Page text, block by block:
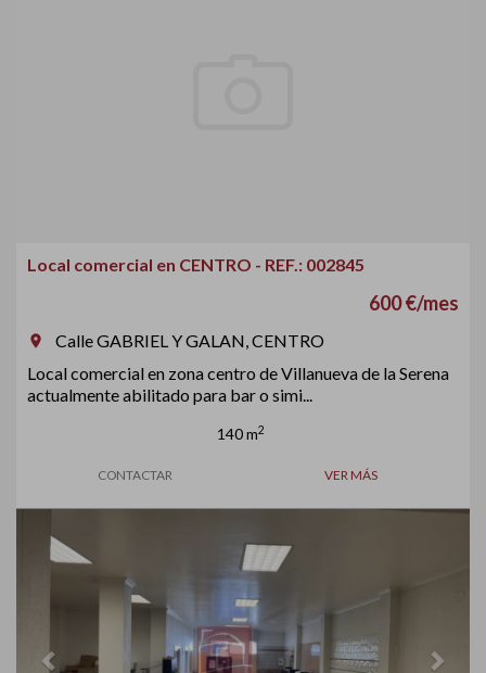
Local comercial en CENTRO - REF.: 002845
600 €/mes
room
Calle GABRIEL Y GALAN, CENTRO
Local comercial en zona centro de Villanueva de la Serena
actualmente abilitado para bar o simi...
140 m2
CONTACTAR VER MÁS
Next